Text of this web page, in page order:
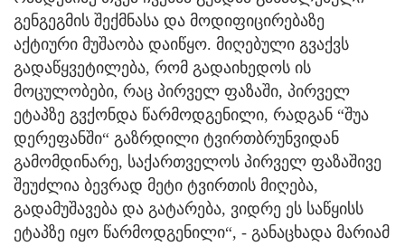
გენგეგმის შექმნასა და მოდიფიცირებაზე
აქტიური მუშაობა დაიწყო. მიღებული გვაქვს
გადაწყვეტილება, რომ გადაიხედოს ის
მოცულობები, რაც პირველ ფაზაში, პირველ
ეტაპზე გვქონდა წარმოდგენილი, რადგან “შუა
დერეფანში“ გაზრდილი ტვირთბრუნვიდან
გამომდინარე, საქართველოს პირველ ფაზაშივე
შეუძლია ბევრად მეტი ტვირთის მიღება,
გადამუშავება და გატარება, ვიდრე ეს საწყისს
ეტაპზე იყო წარმოდგენილი“, - განაცხადა მარიამ